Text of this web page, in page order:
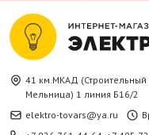
41 км.МКАД (Строительный
Мельница) 1 линия Б16/2
elektro-tovars@ya.ru